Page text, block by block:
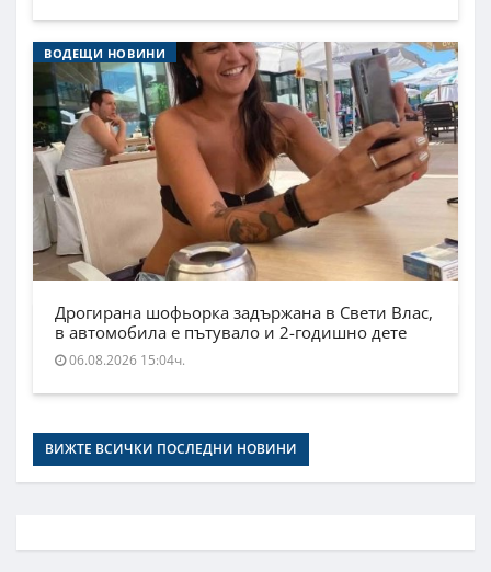
ВОДЕЩИ НОВИНИ
Дрогирана шофьорка задържана в Свети Влас,
в автомобила е пътувало и 2-годишно дете
06.08.2026 15:04ч.
ВИЖТЕ ВСИЧКИ ПОСЛЕДНИ НОВИНИ